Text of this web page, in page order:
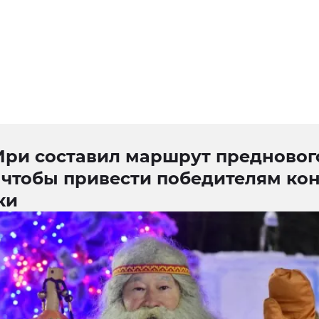
составил маршрут
привести победителям